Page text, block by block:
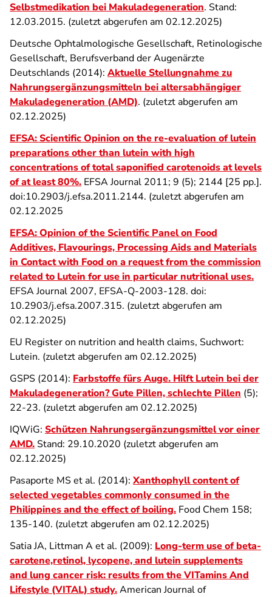
Selbstmedikation bei Makuladegeneration. Stand:
12.03.2015. (zuletzt abgerufen am 02.12.2025)
Deutsche Ophtalmologische Gesellschaft, Retinologische
Gesellschaft, Berufsverband der Augenärzte
Deutschlands (2014): Aktuelle Stellungnahme zu
Nahrungsergänzungsmitteln bei altersabhängiger
Makuladegeneration (AMD). (zuletzt abgerufen am
02.12.2025)
EFSA: Scientific Opinion on the re-evaluation of lutein
preparations other than lutein with high
concentrations of total saponified carotenoids at levels
of at least 80%. EFSA Journal 2011; 9 (5); 2144 [25 pp.].
doi:10.2903/j.efsa.2011.2144. (zuletzt abgerufen am
02.12.2025
EFSA: Opinion of the Scientific Panel on Food
Additives, Flavourings, Processing Aids and Materials
in Contact with Food on a request from the commission
related to Lutein for use in particular nutritional uses.
EFSA Journal 2007, EFSA-Q-2003-128. doi:
10.2903/j.efsa.2007.315. (zuletzt abgerufen am
02.12.2025)
EU Register on nutrition and health claims, Suchwort:
Lutein. (zuletzt abgerufen am 02.12.2025)
GSPS (2014): Farbstoffe fürs Auge. Hilft Lutein bei der
Makuladegeneration? Gute Pillen, schlechte Pillen (5);
22-23. (zuletzt abgerufen am 02.12.2025)
IQWiG: Schützen Nahrungsergänzungsmittel vor einer
AMD. Stand: 29.10.2020 (zuletzt abgerufen am
02.12.2025)
Pasaporte MS et al. (2014): Xanthophyll content of
selected vegetables commonly consumed in the
Philippines and the effect of boiling. Food Chem 158;
135-140. (zuletzt abgerufen am 02.12.2025)
Satia JA, Littman A et al. (2009): Long-term use of beta-
carotene,retinol, lycopene, and lutein supplements
and lung cancer risk: results from the VITamins And
Lifestyle (VITAL) study.American Journal of